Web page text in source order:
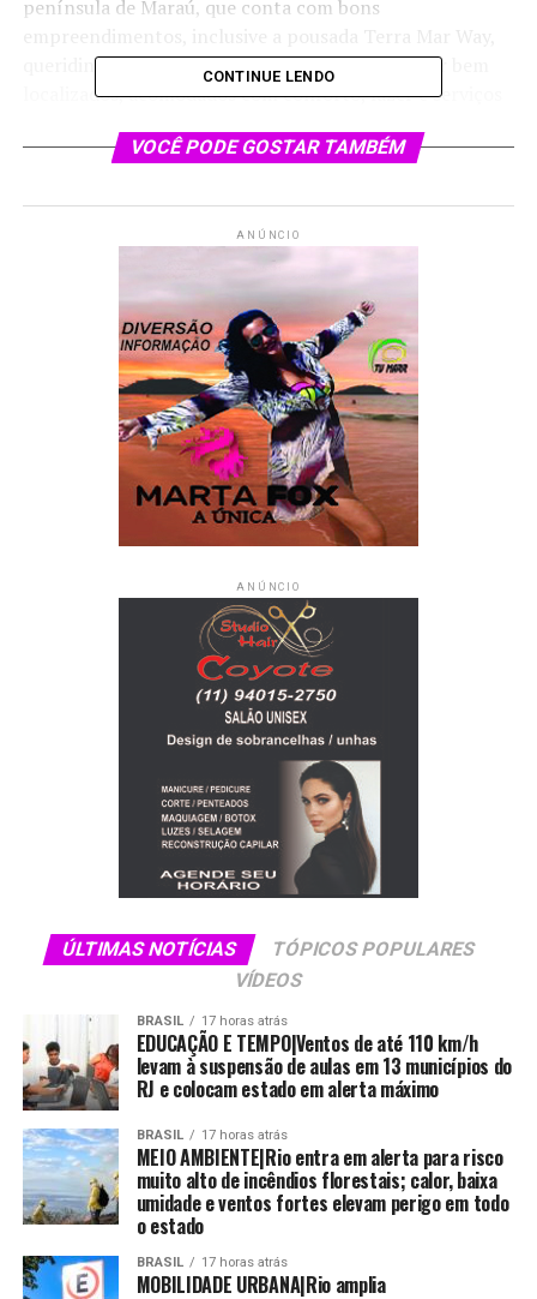
península de Maraú, que conta com bons
queridinha pelos visitantes que prezam por estar bem
localizados, acomodados com conforto, lazer e serviços
período, até 15/03/25, e os interessados devem procurar
a agência CVC mais próxima.
NOTÍCIAS RELACIONADAS:
Conheça a Essência Viagens
A Edição de 50 anos da Abav Expo foi histórica
CONTINUE LENDO
VOCÊ PODE GOSTAR TAMBÉM
ANÚNCIO
ANÚNCIO
ÚLTIMAS NOTÍCIAS
TÓPICOS POPULARES
VÍDEOS
BRASIL 17 horas atrás
EDUCAÇÃO E TEMPO|Ventos de até 110 km/h
levam à suspensão de aulas em 13 municípios do
RJ e colocam estado em alerta máximo
BRASIL 17 horas atrás
MEIO AMBIENTE|Rio entra em alerta para risco
muito alto de incêndios florestais; calor, baixa
umidade e ventos fortes elevam perigo em todo
o estado
BRASIL 17 horas atrás
MOBILIDADE URBANA|Rio amplia